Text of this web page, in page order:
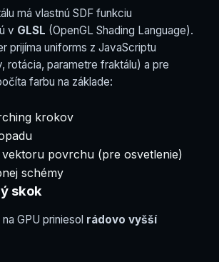
má vlastnú SDF funkciu
v GLSL (OpenGL Shading Language).
prijíma uniforms z JavaScriptu
rotácia, parametre fraktálu) a pre
farbu na základe:
krokov
povrchu (pre osvetlenie)
schémy
skok
GPU priniesol rádovo vyšší